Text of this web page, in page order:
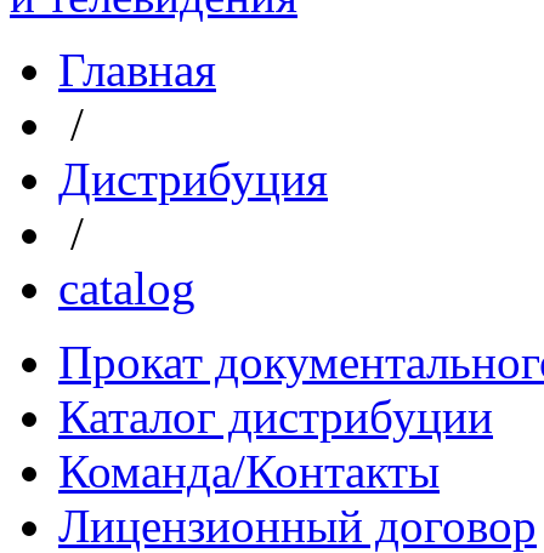
Главная
/
Дистрибуция
/
catalog
Прокат
Каталог дистрибуции
Команда/Контакты
Лицензионный договор